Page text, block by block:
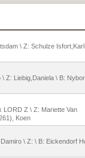
\ Z: Schulze
Z: Liebig,Daniela \ B: Nybor
LORD Z \ Z: Mariette Van
Koen
\ Z: \ B: Eickendorf